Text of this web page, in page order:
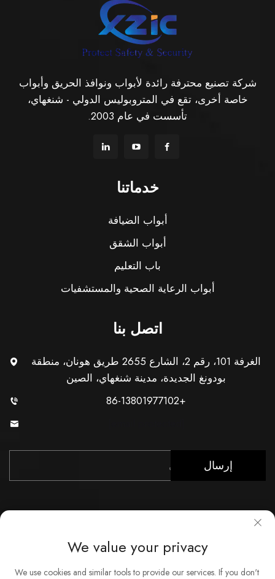
شركة تصنيع محترفة رائدة لأبواب ونوافذ الحريق وأبواب
خاصة أخرى، تقع في المتروبوليس الدولي - شنغهاي،
تأسست في عام 2003.
خدماتنا
أبواب الضيافة
أبواب الشقق
باب التعليم
أبواب الرعاية الصحية والمستشفيات
اتصل بنا
الغرفة 101، رقم 2، الشارع 2655 طريق هونان، منطقة
بودونغ الجديدة، مدينة شنغهاي، الصين
+86-13801977102
إرسال
حقوق النشر © شركة شنغهاي Xunzhong للصناعة المحدودة. جميع
We value your privacy
We use cookies and similar tools to provide our services. If you don't